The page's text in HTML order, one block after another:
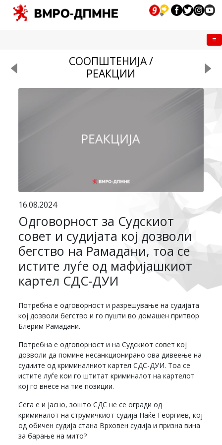
СООПШТЕНИЈА /
РЕАКЦИИ
16.08.2024
Одговорност за Судскиот
совет и судијата кој дозволи
бегство на Рамадани, тоа се
истите луѓе од мафијашкиот
картел СДС-ДУИ
Потребна е одговорност и разрешување на судијата
кој дозволи бегство и го пушти во домашен притвор
Блерим Рамадани.
Потребна е одговорност и на Судскиот совет кој
дозволи да помине несанкционирано ова дивеење на
судиите од криминалниот картел СДС-ДУИ. Тоа се
истите луѓе кои го штитат криминалот на картелот
кој го внесе на тие позиции.
Сега е и јасно, зошто СДС не се огради од
криминалот на струмичкиот судија Наќе Георгиев, кој
од обичен судија стана Врховен судија и призна вина
за барање на мито?